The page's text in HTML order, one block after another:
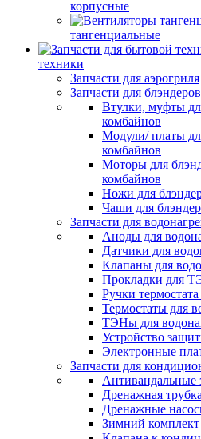
корпусные
тангенциальные
техники
Запчасти для аэрогриля
Запчасти для
Втулки, муфты
комбайнов
Модули/ платы
комбайнов
Моторы для
комбайнов
Ножи для
Чаши для
Запчасти для
Аноды для
Датчики для
Клапаны для
Прокладки для
Ручки
Термостаты для
ТЭНы для
Устройство
Электронные
Запчасти для
Антивандальные
Дренажная трубка
Дренажные
Зимний комплект